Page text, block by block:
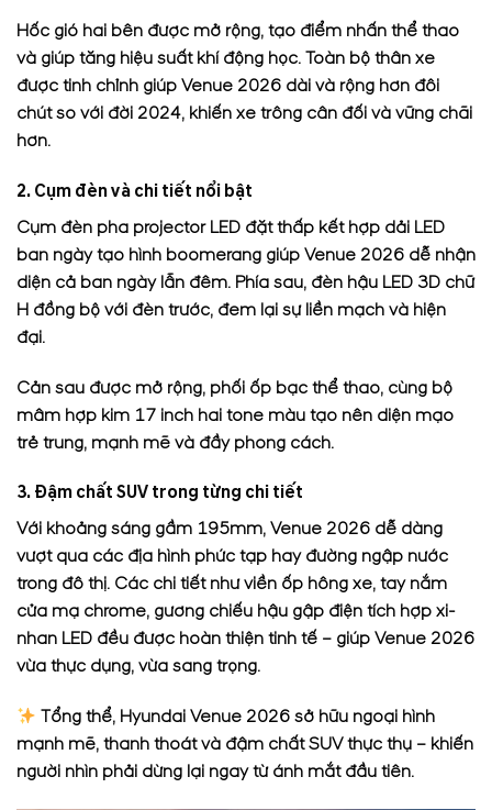
Hốc gió hai bên được mở rộng, tạo điểm nhấn thể thao
và giúp tăng hiệu suất khí động học. Toàn bộ thân xe
được tinh chỉnh giúp Venue 2026 dài và rộng hơn đôi
chút so với đời 2024, khiến xe trông cân đối và vững chãi
hơn.
2. Cụm đèn và chi tiết nổi bật
Cụm đèn pha projector LED đặt thấp kết hợp dải LED
ban ngày tạo hình boomerang giúp Venue 2026 dễ nhận
diện cả ban ngày lẫn đêm. Phía sau, đèn hậu LED 3D chữ
H đồng bộ với đèn trước, đem lại sự liền mạch và hiện
đại.
Cản sau được mở rộng, phối ốp bạc thể thao, cùng bộ
mâm hợp kim 17 inch hai tone màu tạo nên diện mạo
trẻ trung, mạnh mẽ và đầy phong cách.
3. Đậm chất SUV trong từng chi tiết
Với khoảng sáng gầm 195mm, Venue 2026 dễ dàng
vượt qua các địa hình phức tạp hay đường ngập nước
trong đô thị. Các chi tiết như viền ốp hông xe, tay nắm
cửa mạ chrome, gương chiếu hậu gập điện tích hợp xi-
nhan LED đều được hoàn thiện tinh tế – giúp Venue 2026
vừa thực dụng, vừa sang trọng.
Tổng thể, Hyundai Venue 2026 sở hữu ngoại hình
mạnh mẽ, thanh thoát và đậm chất SUV thực thụ – khiến
người nhìn phải dừng lại ngay từ ánh mắt đầu tiên.